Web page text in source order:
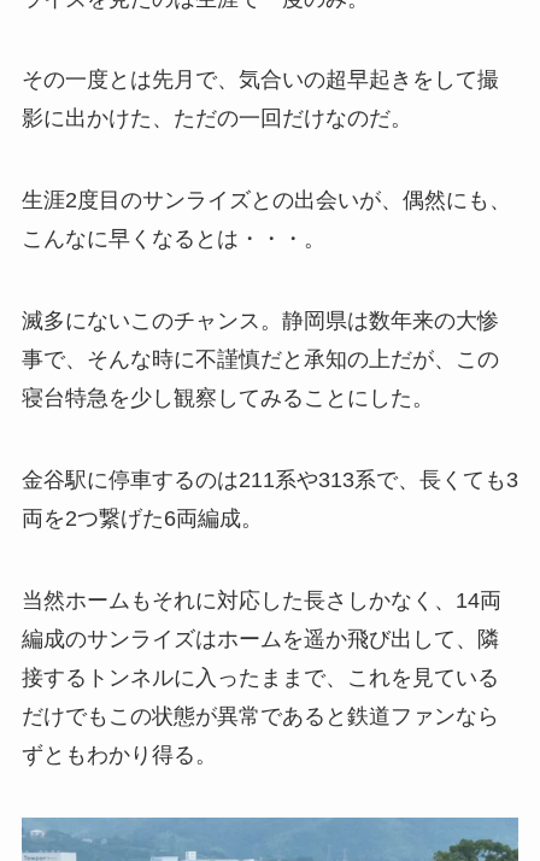
その一度とは先月で、気合いの超早起きをして撮
影に出かけた、ただの一回だけなのだ。
生涯2度目のサンライズとの出会いが、偶然にも、
こんなに早くなるとは・・・。
滅多にないこのチャンス。静岡県は数年来の大惨
事で、そんな時に不謹慎だと承知の上だが、この
寝台特急を少し観察してみることにした。
金谷駅に停車するのは211系や313系で、長くても3
両を2つ繋げた6両編成。
当然ホームもそれに対応した長さしかなく、14両
編成のサンライズはホームを遥か飛び出して、隣
接するトンネルに入ったままで、これを見ている
だけでもこの状態が異常であると鉄道ファンなら
ずともわかり得る。